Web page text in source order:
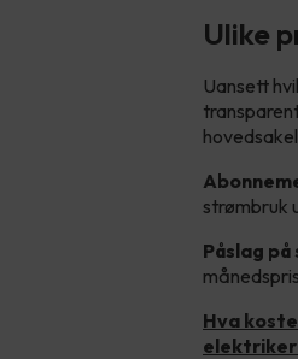
Ulike
Uansett
strømbruk
Påslag
Hva
elektriker